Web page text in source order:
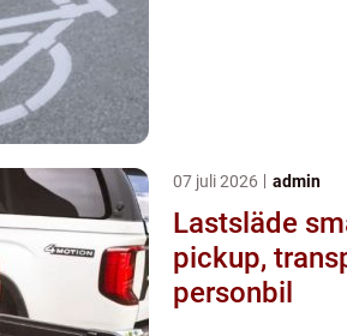
07 juli 2026 admin
Lastsläde smartare lastning i
pickup,
personbil